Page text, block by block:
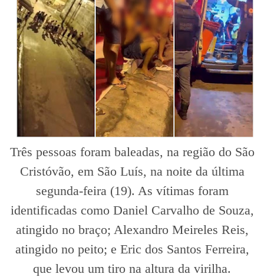
Três pessoas foram baleadas, na região do São
Cristóvão, em São Luís, na noite da última
segunda-feira (19). As vítimas foram
identificadas como Daniel Carvalho de Souza,
atingido no braço; Alexandro Meireles Reis,
atingido no peito; e Eric dos Santos Ferreira,
que levou um tiro na altura da virilha.